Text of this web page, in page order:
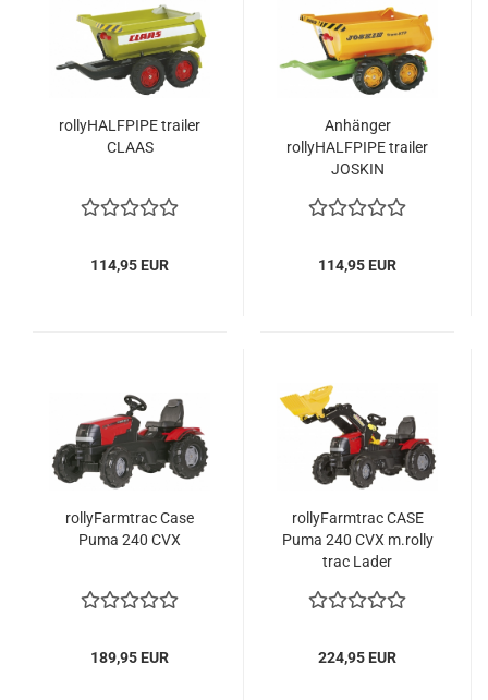
rollyHALFPIPE trailer
CLAAS
114,95 EUR
Anhänger
rollyHALFPIPE trailer
JOSKIN
114,95 EUR
rollyFarmtrac Case
Puma 240 CVX
189,95 EUR
rollyFarmtrac CASE
Puma 240 CVX m.rolly
trac Lader
224,95 EUR